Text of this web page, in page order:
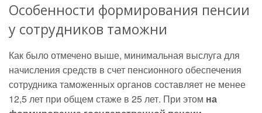
Особенности формирования пенсии
у сотрудников таможни
Как было отмечено выше, минимальная выслуга для
начисления средств в счет пенсионного обеспечения
сотрудника таможенных органов составляет не менее
12,5 лет при общем стаже в 25 лет. При этом на